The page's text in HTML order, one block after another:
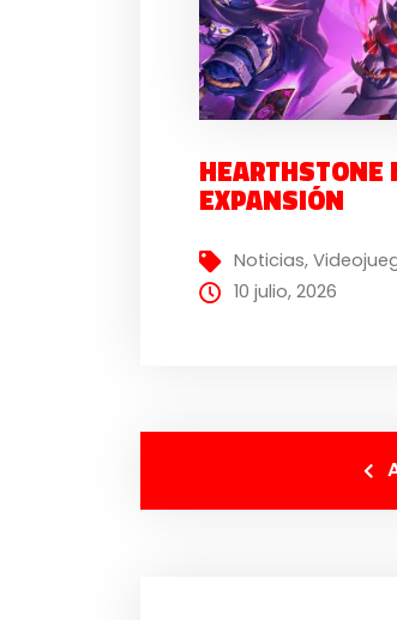
HEARTHSTONE
EXPANSIÓN
Noticias,
10 julio, 2026